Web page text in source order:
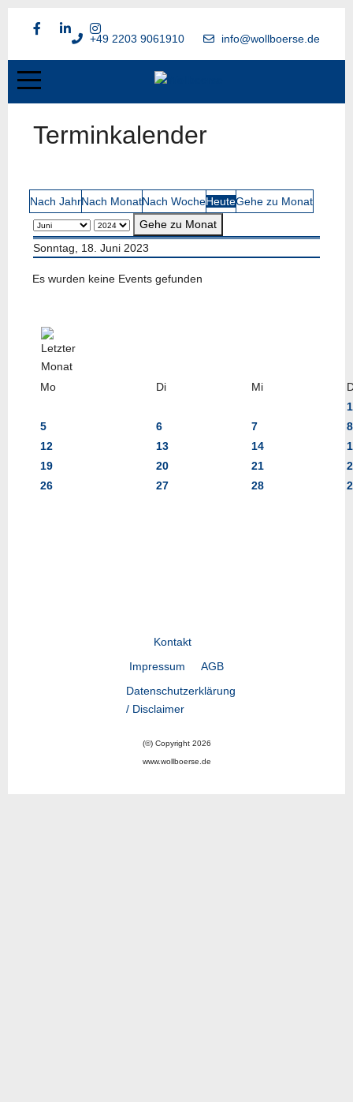
+49 2203 9061910 info@wollboerse.de
Terminkalender
Nach JahrNach MonatNach WocheHeuteGehe zu Monat
Gehe zu Monat
Sonntag, 18. Juni 2023
Es wurden keine Events gefunden
Mo Di Mi
1
5
6 7
8
12
13 14
19
20 21
26
27 28
Kontakt
Impressum
AGB
Datenschutzerklärung
/ Disclaimer
(©) Copyright 2026
www.wollboerse.de